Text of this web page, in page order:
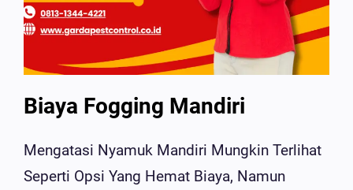
Biaya Fogging Mandiri
Mengatasi Nyamuk Mandiri Mungkin Terlihat
Seperti Opsi Yang Hemat Biaya, Namun